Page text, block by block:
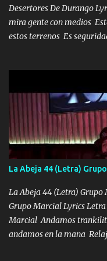
Desertores De Durango
mira gente con medios
estos terrenos Es
ni tampoco las mujeres
que estar alegres doy las
Música Si es que salta
ahí está el Hombre
cualquier problema no
FALTA UN HERMANO DE
HOMBRE VALIENTE
VIO POR LA FAMILIA
los HERMANOS un
La Abeja 44 (Letra)
La Abeja 44 (Letra)
Grupo Marcial Lyrics
Marcial Andamos
andamos en la mana